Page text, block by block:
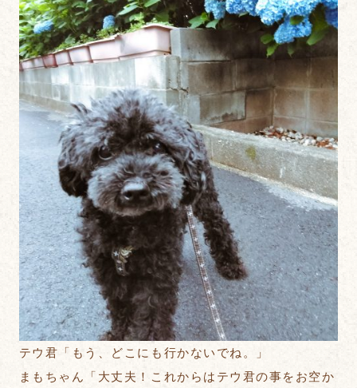
テウ君「もう、どこにも行かないでね。」
まもちゃん「大丈夫！これからはテウ君の事をお空か